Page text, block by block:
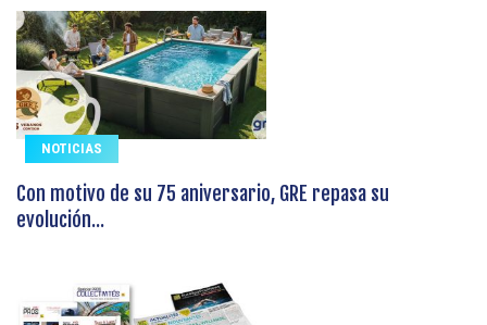
NOTICIAS
Con motivo de su 75 aniversario, GRE repasa su
evolución...